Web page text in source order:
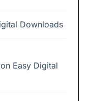
Downloads
Easy Digital